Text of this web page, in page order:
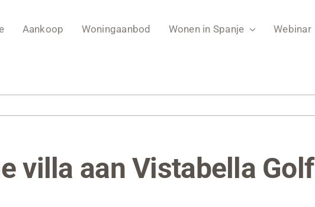
Aankoop Woningaanbod Wonen in Spanje Webinar
villa aan Vistabella Golf